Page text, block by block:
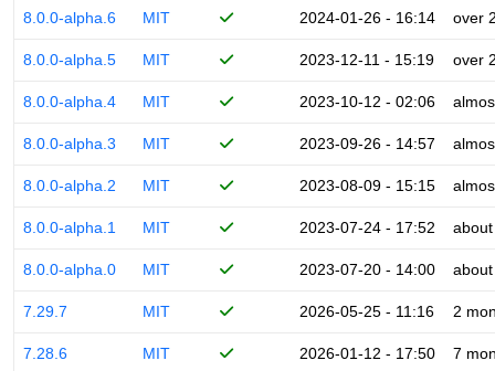
8.0.0-alpha.6 MIT 2024-01-26 - 16:14 over
8.0.0-alpha.5 MIT 2023-12-11 - 15:19 over
8.0.0-alpha.4 MIT 2023-10-12 - 02:06
8.0.0-alpha.3 MIT 2023-09-26 - 14:57
8.0.0-alpha.2 MIT 2023-08-09 - 15:15
8.0.0-alpha.1 MIT 2023-07-24 - 17:52
8.0.0-alpha.0 MIT 2023-07-20 - 14:00
7.29.7 MIT 2026-05-25 - 11:16 2
7.28.6 MIT 2026-01-12 - 17:50 7